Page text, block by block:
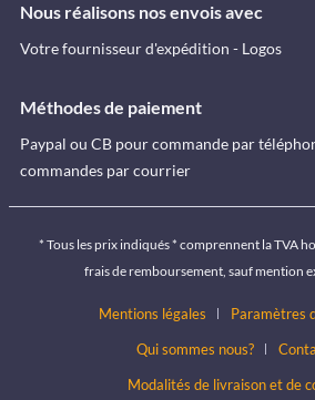
Nous réalisons nos envois avec
Votre fournisseur d'expédition - Logos
Méthodes de paiement
Paypal ou CB pour commande par
commandes par courrier
* Tous les prix indiqués * comprennent la TVA
frais de remboursement, sauf mention
Mentions légales
Paramètres
Qui sommes nous?
Modalités de livraison et de